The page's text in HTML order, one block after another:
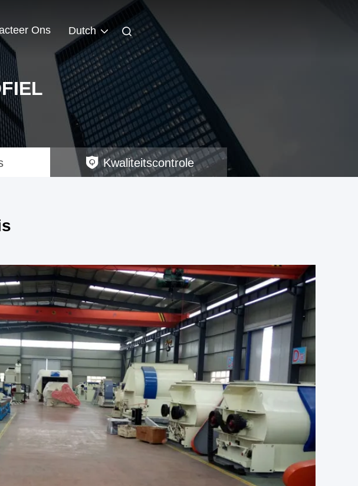
Ons Dutch
Kwaliteitscontrole